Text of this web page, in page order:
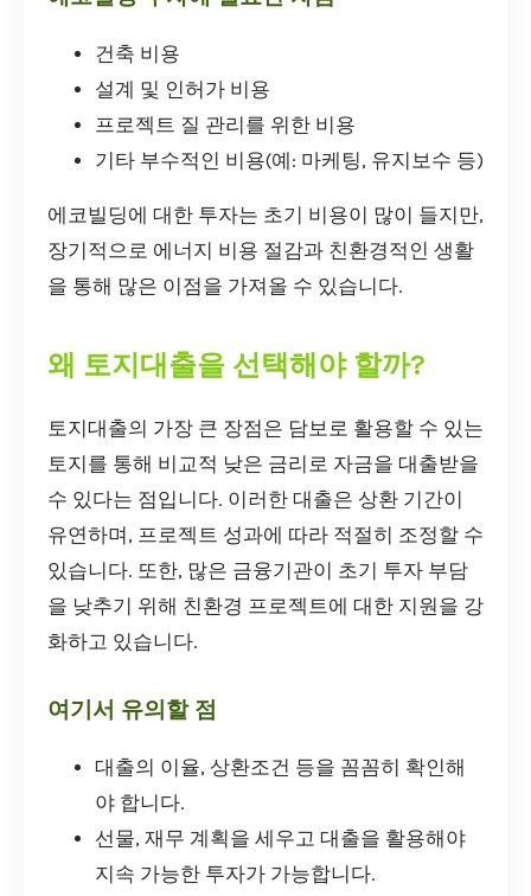
건축 비용
설계 및 인허가 비용
프로젝트 질 관리를 위한 비용
기타 부수적인 비용(예: 마케팅, 유지보수 등)
에코빌딩에 대한 투자는 초기 비용이 많이 들지만,
장기적으로 에너지 비용 절감과 친환경적인 생활
을 통해 많은 이점을 가져올 수 있습니다.
왜 토지대출을 선택해야 할까?
토지대출의 가장 큰 장점은 담보로 활용할 수 있는
토지를 통해 비교적 낮은 금리로 자금을 대출받을
수 있다는 점입니다. 이러한 대출은 상환 기간이
유연하며, 프로젝트 성과에 따라 적절히 조정할 수
있습니다. 또한, 많은 금융기관이 초기 투자 부담
을 낮추기 위해 친환경 프로젝트에 대한 지원을 강
화하고 있습니다.
여기서 유의할 점
대출의 이율, 상환조건 등을 꼼꼼히 확인해
야 합니다.
선물, 재무 계획을 세우고 대출을 활용해야
지속 가능한 투자가 가능합니다.